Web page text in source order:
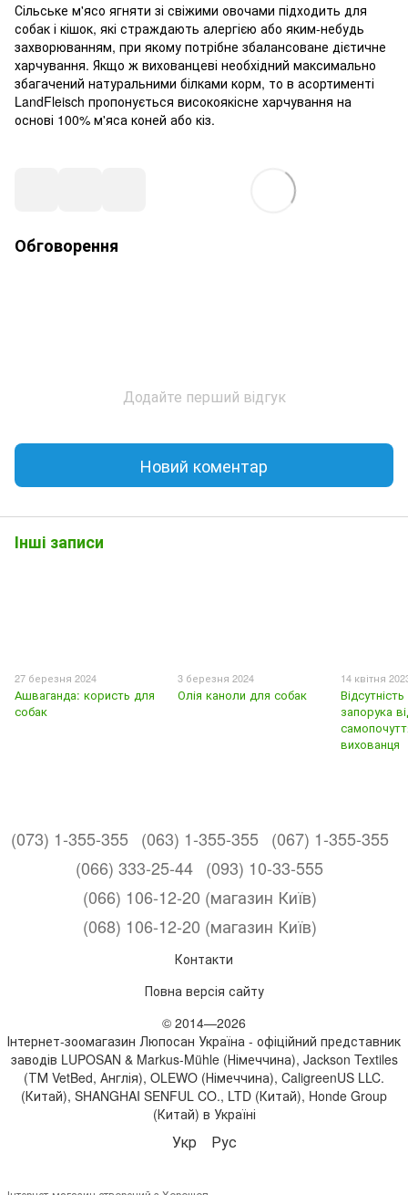
Сільське м'ясо ягняти зі свіжими овочами підходить для
собак і кішок, які страждають алергією або яким-небудь
захворюванням, при якому потрібне збалансоване дієтичне
харчування. Якщо ж вихованцеві необхідний максимально
збагачений натуральними білками корм, то в асортименті
LandFleisch пропонується високоякісне харчування на
основі 100% м'яса коней або кіз.
Обговорення
Додайте перший відгук
Новий коментар
Інші записи
27 березня 2024
Ашваганда: користь для
собак
3 березня 2024
Олія каноли для собак
14 квітня
запорука
вихованця
(073) 1-355-355 (063) 1-355-355 (067) 1-355-355
(066) 333-25-44 (093) 10-33-555
(066) 106-12-20 (магазин Київ)
(068) 106-12-20 (магазин Київ)
Контакти
Повна версія сайту
© 2014—2026
Інтернет-зоомагазин Люпосан Україна - офіційний представник
заводів LUPOSAN & Markus-Mühle (Німеччина), Jackson Textiles
(ТМ VetBed, Англія), OLEWO (Німеччина), CaligreenUS LLC.
(Китай), SHANGHAI SENFUL CO., LTD (Китай), Honde Group
(Китай) в Україні
Укр Рус